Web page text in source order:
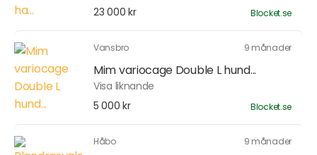
23 000 kr Blocket.se
Vansbro 9 månader
Mim variocage Double L hund...
Visa liknande
5 000 kr
Blocket.se
Håbo 9 månader